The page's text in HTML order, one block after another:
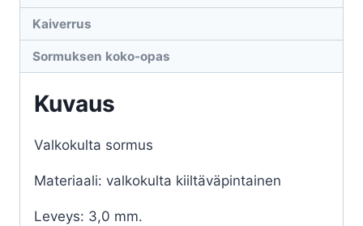
Kaiverrus
Sormuksen koko-opas
Kuvaus
Valkokulta sormus
Materiaali: valkokulta kiiltäväpintainen
Leveys: 3,0 mm.